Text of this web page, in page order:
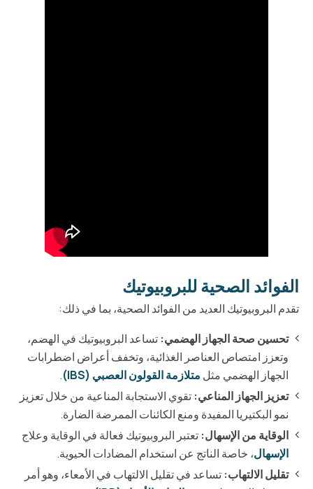
الفوائد الصحية للبروبيوتيك
تقدم البروبيوتيك العديد من الفوائد الصحية، بما في ذلك:
تحسين صحة الجهاز الهضمي: تساعد البروبيوتيك في الهضم،
وتعزز امتصاص العناصر الغذائية، وتخفف أعراض اضطرابات
الجهاز الهضمي مثل متلازمة القولون العصبي (IBS)
.
تعزيز الجهاز المناعي: تقوي الاستجابة المناعية من خلال تعزيز
نمو البكتيريا المفيدة ومنع الكائنات الممرضة الضارة.
الوقاية من الإسهال: تعتبر البروبيوتيك فعالة في الوقاية وعلاج
الإسهال، خاصة الناتج عن استخدام المضادات الحيوية.
تقليل الالتهاب: تساعد في تقليل الالتهاب في الأمعاء، وهو أمر